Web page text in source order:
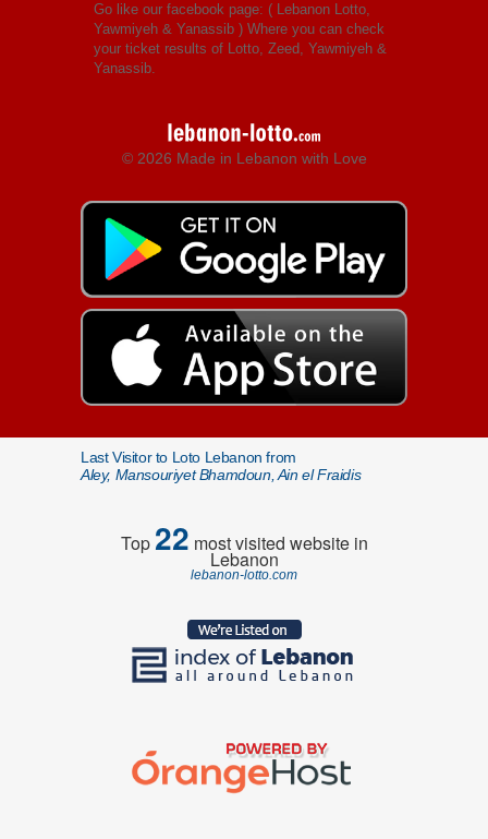
Go like our facebook page: ( Lebanon Lotto,
Yawmiyeh & Yanassib ) Where you can check
your ticket results of Lotto, Zeed, Yawmiyeh &
Yanassib.
© 2026 Made in Lebanon with Love
Last Visitor to Loto Lebanon from
Aley, Mansouriyet Bhamdoun, Ain el Fraidis
Top22 most visited website in
Lebanon
lebanon-lotto.com